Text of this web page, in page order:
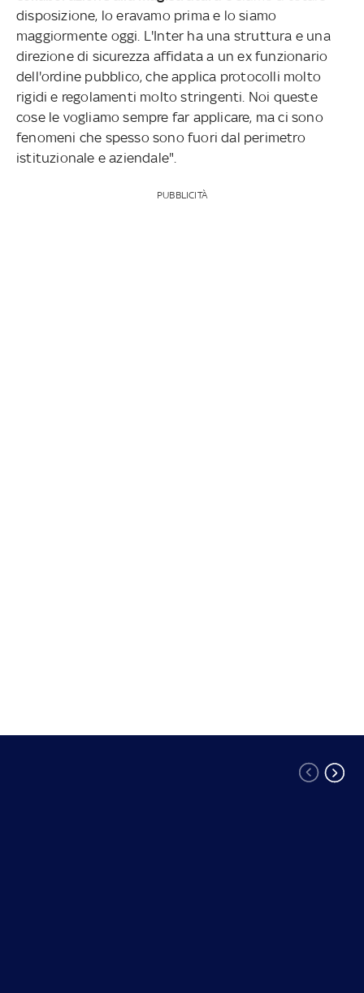
disposizione, lo eravamo prima e lo siamo
maggiormente oggi. L'Inter ha una struttura e una
direzione di sicurezza affidata a un ex funzionario
dell'ordine pubblico, che applica protocolli molto
rigidi e regolamenti molto stringenti. Noi queste
cose le vogliamo sempre far applicare, ma ci sono
fenomeni che spesso sono fuori dal perimetro
istituzionale e aziendale".
PUBBLICITÀ